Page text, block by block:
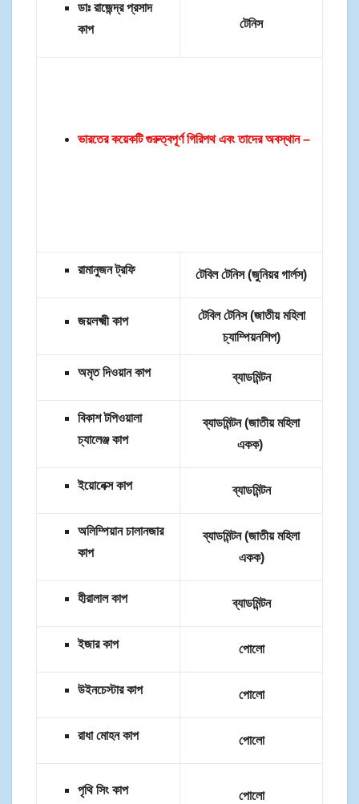
ডাঃ রাজেন্দ্র প্রসাদ
কাপ
টেনিস
ভারতের কয়েকটি গুরুত্বপূর্ণ গিরিপথ এবং তাদের অবস্থান –
রামানুজন ট্রফি টেবিল টেনিস (জুনিয়র গার্লস)
জয়লক্ষ্মী কাপ
টেবিল টেনিস (জাতীয় মহিলা
চ্যাম্পিয়নশিপ)
অমৃত দিওয়ান কাপ ব্যাডমিন্টন
বিকাশ টপিওয়ালা
চ্যালেঞ্জ কাপ
ব্যাডমিন্টন (জাতীয় মহিলা
একক)
ইয়োনেক্স কাপ ব্যাডমিন্টন
অলিম্পিয়ান চালানজার
কাপ
ব্যাডমিন্টন (জাতীয় মহিলা
একক)
হীরালাল কাপ ব্যাডমিন্টন
ইজার কাপ পোলো
উইনচেস্টার কাপ পোলো
রাধা মোহন কাপ পোলো
পৃথি সিং কাপ পোলো